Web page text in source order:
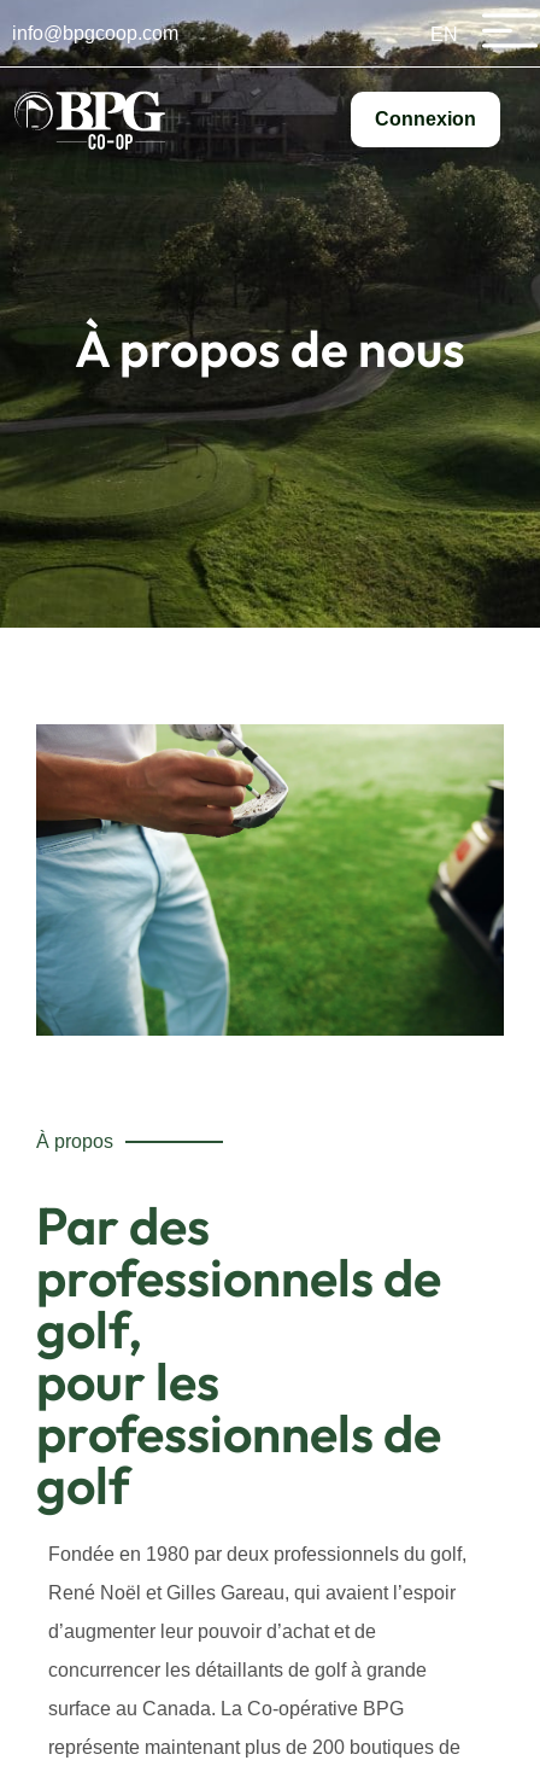
info@bpgcoop.com EN
Connexion
À propos de nous
À propos
Par des
professionnels de
golf,
pour les
professionnels de
golf
Fondée en 1980 par deux professionnels du golf,
René Noël et Gilles Gareau, qui avaient l’espoir
d’augmenter leur pouvoir d’achat et de
concurrencer les détaillants de golf à grande
surface au Canada. La Co-opérative BPG
représente maintenant plus de 200 boutiques de